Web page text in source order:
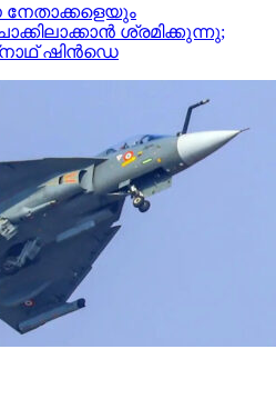
നേതാക്കളെയും
ശ്രമിക്കുന്നു;
ഷിന്‍ഡെ